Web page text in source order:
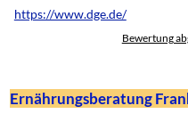
https://www.dge.de/
Bewertung
Ernährungsberatung